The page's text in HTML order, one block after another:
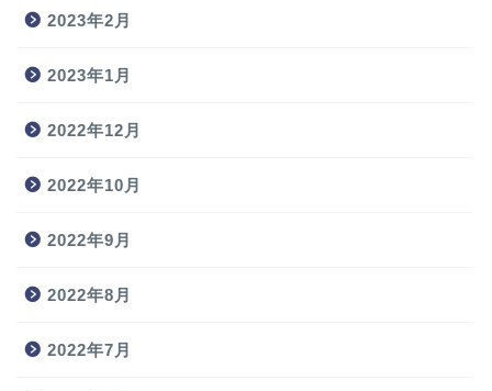
2023年2月
2023年1月
2022年12月
2022年10月
2022年9月
2022年8月
2022年7月